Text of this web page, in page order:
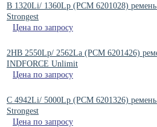
B 1320Li/ 1360Lp (РСМ 6201028)
Strongest
Цена по запросу
2HB 2550Lp/ 2562La (PCM 6201426)
INDFORCE Unlimit
Цена по запросу
C 4942Li/ 5000Lp (РСМ 6201326)
Strongest
Цена по запросу